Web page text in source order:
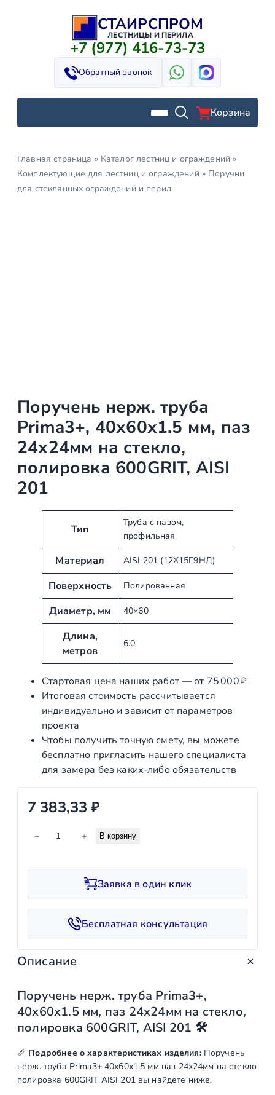
СТАИРСПРОМ
ЛЕСТНИЦЫ И ПЕРИЛА
+7 (977) 416-73-73
Обратный звонок
Корзина
Главная страница » Каталог лестниц и ограждений »
Комплектующие для лестниц и ограждений » Поручни
для стеклянных ограждений и перил
Поручень нерж. труба
Prima3+, 40х60х1.5 мм, паз
24х24мм на стекло,
полировка 600GRIT, AISI
201
р
б
у
т
ы
З
а
ч
е
н
и
е
Тип
Труба с пазом,
профильная
Материал AISI 201 (12Х15Г9НД)
Поверхность Полированная
Диаметр, мм 40×60
Длина,
метров
6.0
Стартовая цена наших работ — от 75 000 ₽
Итоговая стоимость рассчитывается
индивидуально и зависит от параметров
проекта
Чтобы получить точную смету, вы можете
бесплатно пригласить нашего специалиста
для замера без каких‑либо обязательств
7 383,33₽
е
в
о
о
в
р
а
П
о
− + В корзину
Заявка в один клик
Бесплатная консультация
Описание
Поручень нерж. труба Prima3+,
40х60х1.5 мм, паз 24х24мм на стекло,
полировка 600GRIT, AISI 201 🛠️
📏 Подробнее о характеристиках изделия:Поручень
нерж. труба Prima3+ 40х60х1.5 мм паз 24х24мм на стекло
полировка 600GRIT AISI 201 вы найдете ниже.